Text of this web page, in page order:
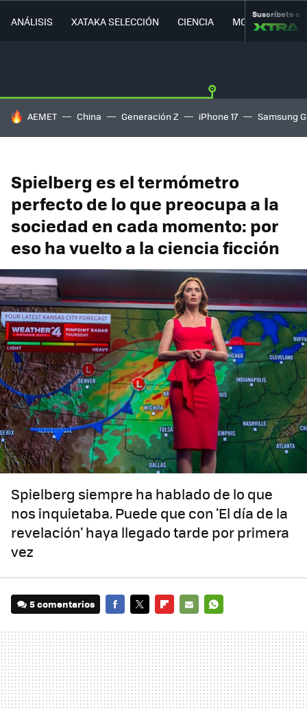
ANÁLISIS XATAKA SELECCIÓN CIENCIA MOVILIDAD
Suscríbete a
HOY SE HABLA DE
AEMET China Generación Z iPhone 17 Samsung
Spielberg es el termómetro
perfecto de lo que preocupa a la
sociedad en cada momento: por
eso ha vuelto a la ciencia ficción
Spielberg siempre ha hablado de lo que
nos inquietaba. Puede que con 'El día de la
revelación' haya llegado tarde por primera
vez
5 comentarios
MAIL